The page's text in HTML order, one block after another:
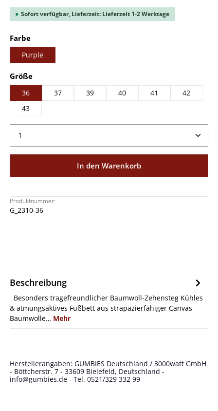
Sofort verfügbar, Lieferzeit: Lieferzeit 1-2 Werktage
Farbeauswählen
Purple
Größeauswählen
36 37 39 40 41
42
43
Produkt Anzahl: Gib den gewünschten Wert ein
In den Warenkorb
Produktnummer:
G_2310-36
Beschreibung
Besonders tragefreundlicher Baumwoll-Zehensteg Kühles
& atmungsaktives Fußbett aus strapazierfähiger Canvas-
Baumwolle… Mehr
Herstellerangaben: GUMBIES Deutschland / 3000watt GmbH
- Böttcherstr. 7 - 33609 Bielefeld, Deutschland -
info@gumbies.de - Tel. 0521/329 332 99